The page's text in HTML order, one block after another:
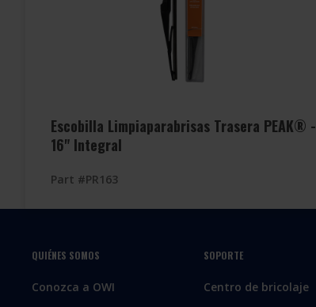
Escobilla Limpiaparabrisas Trasera PEAK® -
16" Integral
Part #PR163
QUIÉNES SOMOS
Conozca a OWI
SOPORTE
Centro de bricolaje